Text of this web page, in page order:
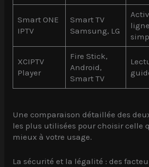
Smart ONE
IPTV
Smart TV
Samsung, LG
XCIPTV
Player
Fire Stick,
Android,
Smart TV
Une comparaison détaillée des
les plus utilisées pour choisir celle
mieux à votre usage.
La sécurité et la légalité : des